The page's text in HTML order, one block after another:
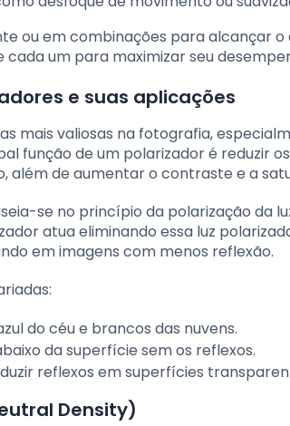
ou em combinações para alcançar o
um para maximizar seu
e suas aplicações
mais valiosas na fotografia,
função de um polarizador é reduzir
além de aumentar o contraste e a
se no princípio da polarização da
atua eliminando essa luz
em imagens com menos reflexão.
do céu e brancos das nuvens.
da superfície sem os reflexos.
reflexos em superfícies
Density)